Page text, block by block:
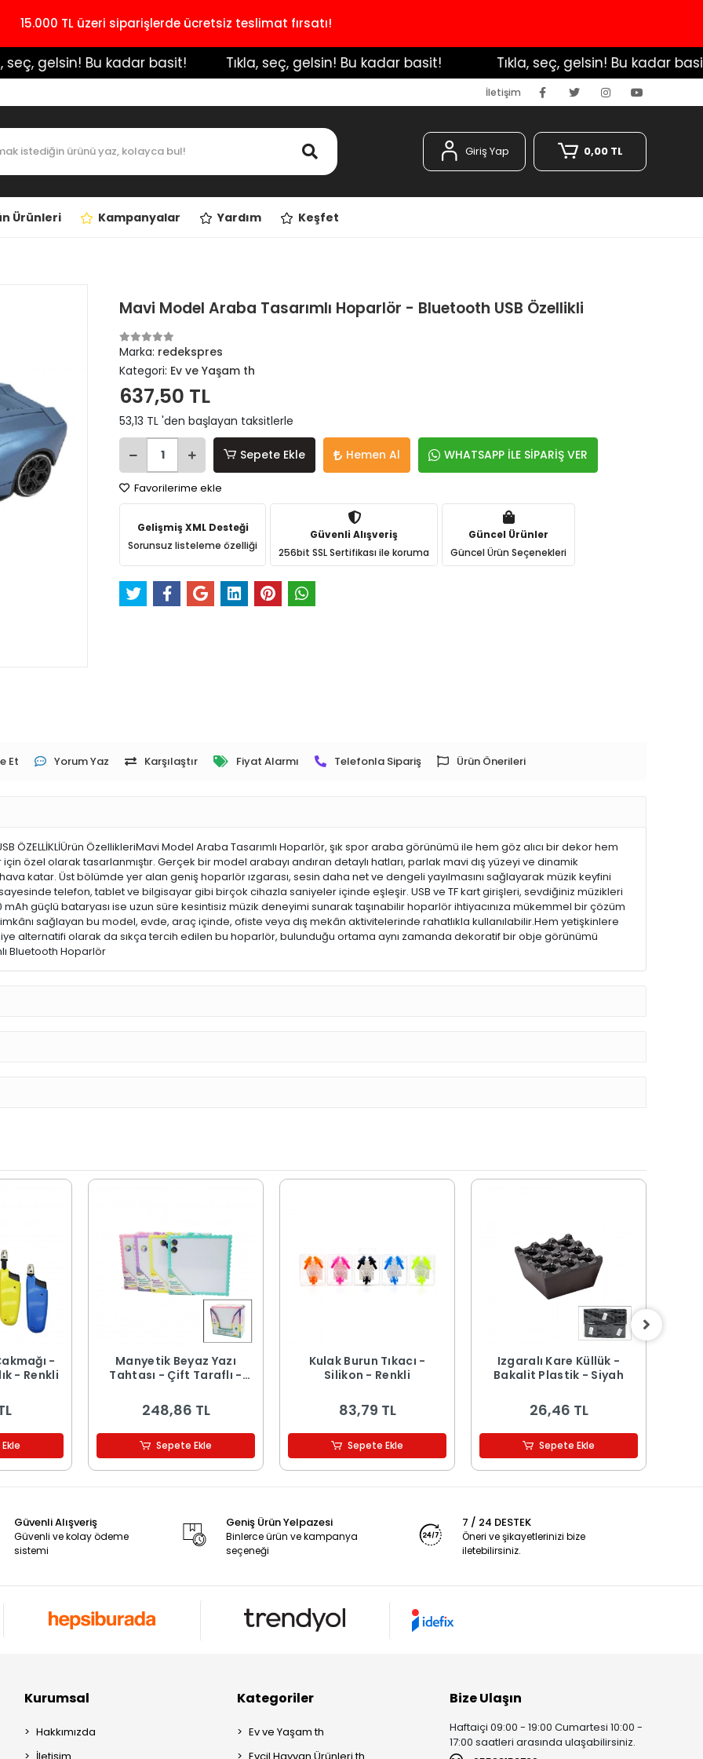
15.000 TL üzeri siparişlerde ücretsiz teslimat fırsatı!
gelsin! Bu kadar basit! ️ Tıkla, seç, gelsin! Bu kadar basit! ️ Tıkla, seç, gelsin! Bu kadar basit!
İletişim
Giriş Yap 0,00 TL
Ürünleri Kampanyalar Yardım Keşfet
Mavi Model Araba Tasarımlı Hoparlör - Bluetooth USB Özellikli
Marka: redekspres
Kategori: Ev ve Yaşam th
637,50 TL
53,13 TL 'den başlayan taksitlerle
Sepete Ekle Hemen Al WHATSAPP İLE SİPARİŞ VER
Favorilerime ekle
Gelişmiş XML Desteği
Sorunsuz listeleme özelliği
Güvenli Alışveriş
256bit SSL Sertifikası ile koruma
Güncel Ürünler
Güncel Ürün Seçenekleri
Et Yorum Yaz Karşılaştır Fiyat Alarmı Telefonla Sipariş Ürün Önerileri
USB ÖZELLİKLİÜrün ÖzellikleriMavi Model Araba Tasarımlı Hoparlör, şık spor araba görünümü ile hem göz alıcı bir dekor hem
özel olarak tasarlanmıştır. Gerçek bir model arabayı andıran detaylı hatları, parlak mavi dış yüzeyi ve dinamik
katar. Üst bölümde yer alan geniş hoparlör ızgarası, sesin daha net ve dengeli yayılmasını sağlayarak müzik keyfini
telefon, tablet ve bilgisayar gibi birçok cihazla saniyeler içinde eşleşir. USB ve TF kart girişleri, sevdiğiniz müzikleri
güçlü bataryası ise uzun süre kesintisiz müzik deneyimi sunarak taşınabilir hoparlör ihtiyacınıza mükemmel bir çözüm
sağlayan bu model, evde, araç içinde, ofiste veya dış mekân aktivitelerinde rahatlıkla kullanılabilir.Hem yetişkinlere
alternatifi olarak da sıkça tercih edilen bu hoparlör, bulunduğu ortama aynı zamanda dekoratif bir obje görünümü
Bluetooth Hoparlör
-
- Renkli
Manyetik Beyaz Yazı
Tahtası - Çift Taraflı -
248,86 TL
Sepete Ekle
Kulak Burun Tıkacı -
Silikon - Renkli
83,79 TL
Sepete Ekle
Izgaralı Kare Küllük -
Bakalit Plastik - Siyah
26,46 TL
Sepete Ekle
Güvenli Alışveriş
Güvenli ve kolay ödeme
sistemi
Geniş Ürün Yelpazesi
Binlerce ürün ve kampanya
seçeneği
7 / 24 DESTEK
Öneri ve şikayetlerinizi bize
iletebilirsiniz.
Kurumsal
Hakkımızda
Kategoriler
Ev ve Yaşam th
Bize Ulaşın
Haftaiçi 09:00 - 19:00 Cumartesi 10:00 -
17:00 saatleri arasında ulaşabilirsiniz.